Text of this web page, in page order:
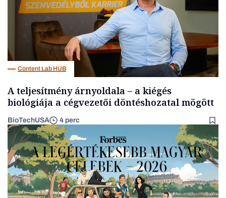
Content Lab HUB
A teljesítmény árnyoldala – a kiégés
biológiája a cégvezetői döntéshozatal mögött
BioTechUSA 4 perc